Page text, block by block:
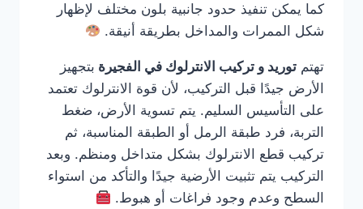
كما يمكن تنفيذ حدود جانبية بلون مختلف لإظهار
شكل الممرات والمداخل بطريقة أنيقة.
تهتم توريد و تركيب الانترلوك في الفجيرة بتجهيز
الأرض جيدًا قبل التركيب، لأن قوة الانترلوك تعتمد
على التأسيس السليم. يتم تسوية الأرض، ضغط
التربة، فرد طبقة الرمل أو الطبقة المناسبة، ثم
تركيب قطع الانترلوك بشكل متداخل ومنظم. وبعد
التركيب يتم تثبيت الأرضية جيدًا والتأكد من استواء
السطح وعدم وجود فراغات أو هبوط.